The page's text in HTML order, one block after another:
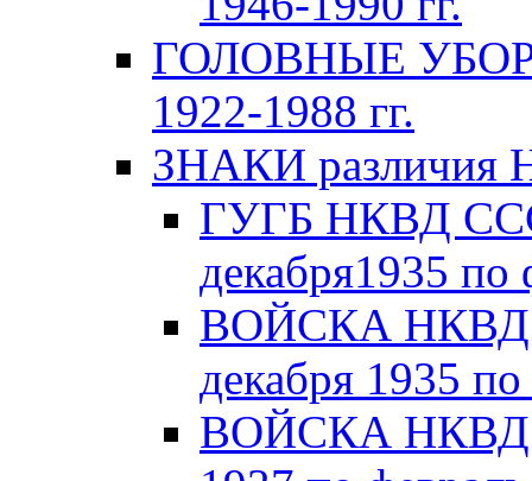
ГОЛОВНЫЕ
1922-1988 гг.
ЗНАКИ различия
ГУГБ НКВД
декабря1935 по
ВОЙСКА НКВД
декабря 1935
ВОЙСКА НКВД